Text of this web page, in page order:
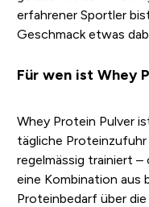
erfahrener Sportler
Geschmack etwas
Für wen ist Whey
Whey Protein Pulver
tägliche
regelmässig trainiert
eine Kombination aus
Proteinbedarf über